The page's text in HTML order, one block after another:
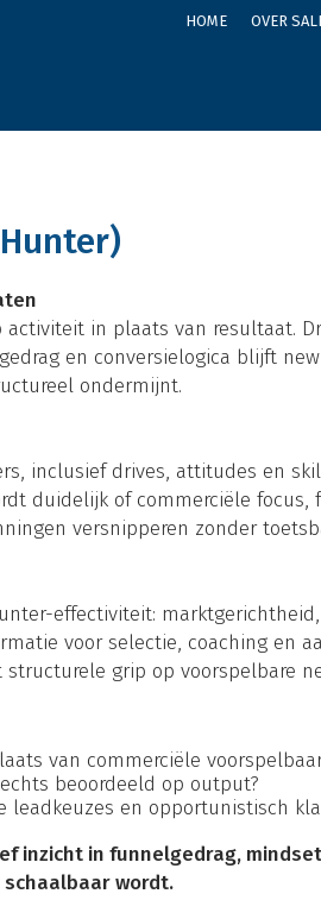
HOME OVER
in plaats van resultaat.
en conversielogica blijft
ondermijnt.
inclusief drives, attitudes en
duidelijk of commerciële focus,
versnipperen zonder
effectiviteit:
voor selectie, coaching en
grip op voorspelbare
van commerciële
beoordeeld op output?
en opportunistisch
inzicht in funnelgedrag,
wordt.